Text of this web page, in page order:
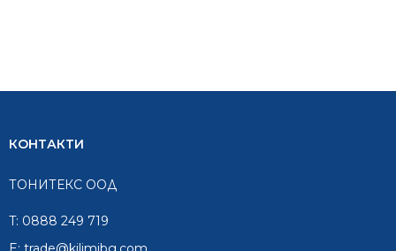
КОНТАКТИ
ТОНИТЕКС ООД
T: 0888 249 719